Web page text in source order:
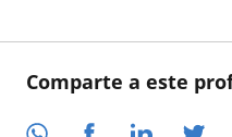
Comparte a este